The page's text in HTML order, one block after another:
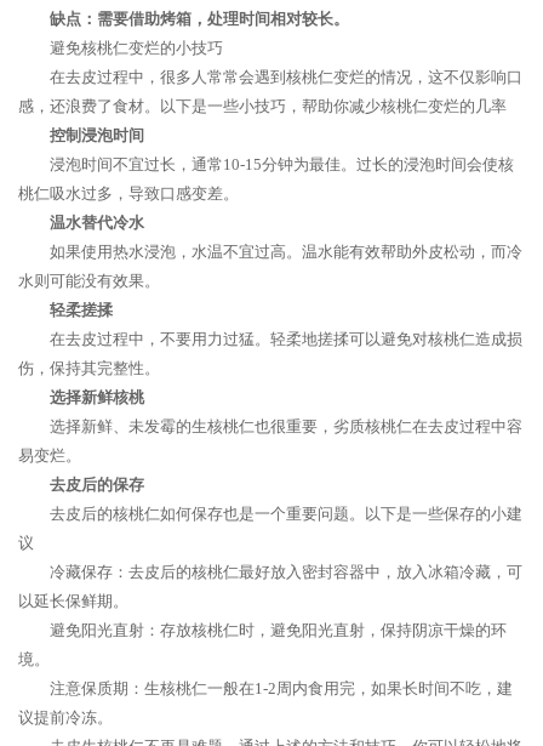
缺点：需要借助烤箱，处理时间相对较长。
避免核桃仁变烂的小技巧
在去皮过程中，很多人常常会遇到核桃仁变烂的情况，这不仅影响口
感，还浪费了食材。以下是一些小技巧，帮助你减少核桃仁变烂的几率
控制浸泡时间
浸泡时间不宜过长，通常10-15分钟为最佳。过长的浸泡时间会使核
桃仁吸水过多，导致口感变差。
温水替代冷水
如果使用热水浸泡，水温不宜过高。温水能有效帮助外皮松动，而冷
水则可能没有效果。
轻柔搓揉
在去皮过程中，不要用力过猛。轻柔地搓揉可以避免对核桃仁造成损
伤，保持其完整性。
选择新鲜核桃
选择新鲜、未发霉的生核桃仁也很重要，劣质核桃仁在去皮过程中容
易变烂。
去皮后的保存
去皮后的核桃仁如何保存也是一个重要问题。以下是一些保存的小建
议
冷藏保存：去皮后的核桃仁最好放入密封容器中，放入冰箱冷藏，可
以延长保鲜期。
避免阳光直射：存放核桃仁时，避免阳光直射，保持阴凉干燥的环
境。
注意保质期：生核桃仁一般在1-2周内食用完，如果长时间不吃，建
议提前冷冻。